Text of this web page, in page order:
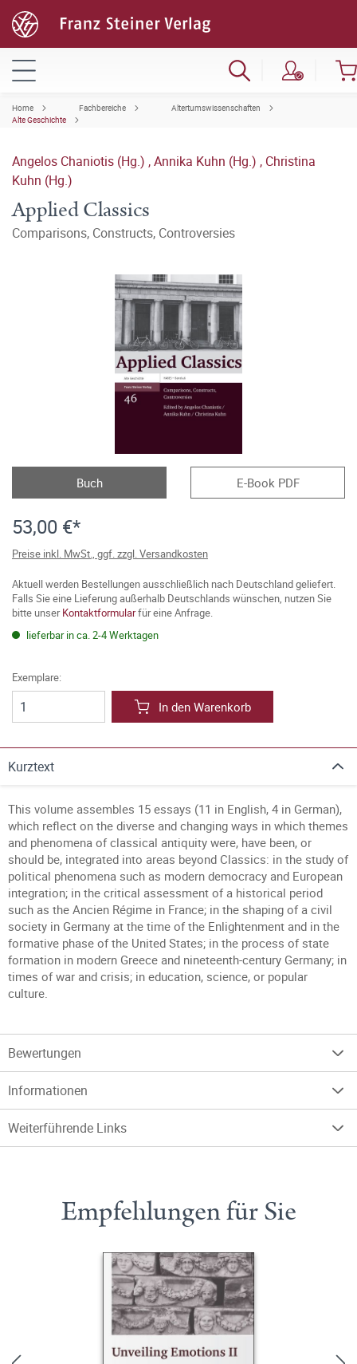
Home Fachbereiche
Altertumswissenschaften
Alte Geschichte
Angelos Chaniotis (Hg.) ,Annika Kuhn (Hg.) , Christina
Kuhn (Hg.)
Applied Classics
Comparisons, Constructs, Controversies
Buch E-Book PDF
53,00 €*
Preise inkl. MwSt., ggf. zzgl. Versandkosten
Aktuell werden Bestellungen ausschließlich nach Deutschland geliefert.
Falls Sie eine Lieferung außerhalb Deutschlands wünschen, nutzen Sie
bitte unserKontaktformularfür eine Anfrage.
lieferbar in ca. 2-4 Werktagen
Exemplare:
In den Warenkorb
Kurztext
This volume assembles 15 essays (11 in English, 4 in German),
which reflect on the diverse and changing ways in which themes
and phenomena of classical antiquity were, have been, or
should be, integrated into areas beyond Classics: in the study of
political phenomena such as modern democracy and European
integration; in the critical assessment of a historical period
such as the Ancien Régime in France; in the shaping of a civil
society in Germany at the time of the Enlightenment and in the
formative phase of the United States; in the process of state
formation in modern Greece and nineteenth-century Germany; in
times of war and crisis; in education, science, or popular
culture.
Bewertungen
Informationen
Weiterführende Links
Empfehlungen für Sie